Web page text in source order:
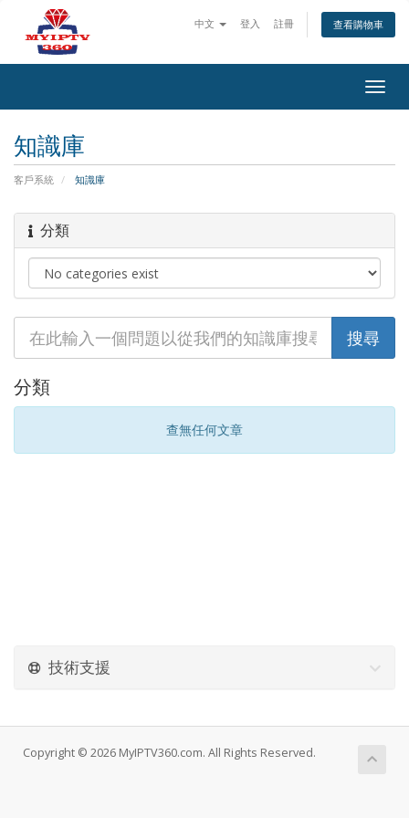
中文 登入 註冊 查看購物車
知識庫
客戶系統 知識庫
分類
分類
查無任何文章
技術支援
Copyright © 2026 MyIPTV360.com. All Rights Reserved.